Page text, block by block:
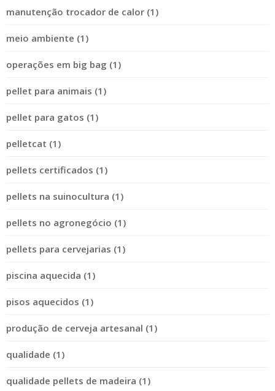
manutenção trocador de calor (1)
meio ambiente (1)
operações em big bag (1)
pellet para animais (1)
pellet para gatos (1)
pelletcat (1)
pellets certificados (1)
pellets na suinocultura (1)
pellets no agronegócio (1)
pellets para cervejarias (1)
piscina aquecida (1)
pisos aquecidos (1)
produção de cerveja artesanal (1)
qualidade (1)
qualidade pellets de madeira (1)